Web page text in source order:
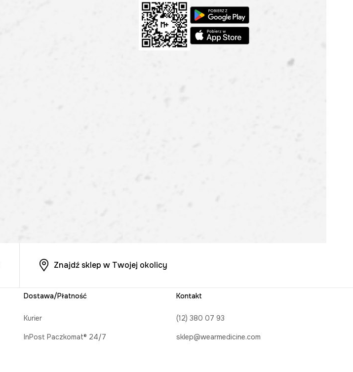
Znajdź sklep w Twojej okolicy
Dostawa/Płatność
Kurier
InPost Paczkomat® 24/7
Kontakt
(12) 380 07 93
sklep@wearmedicine.com